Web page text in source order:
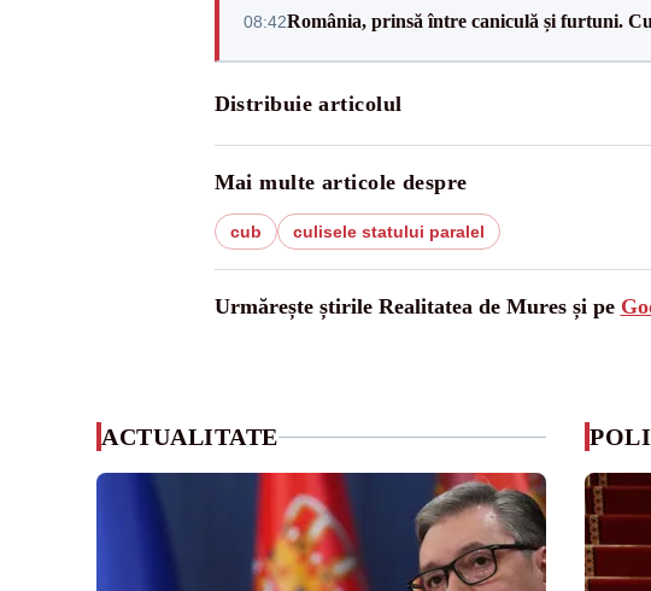
08:42România, prinsă între caniculă și furtuni.
Distribuie articolul
Mai multe articole despre
cub culisele statului paralel
Urmărește știrile Realitatea de Mures și pe
ACTUALITATE